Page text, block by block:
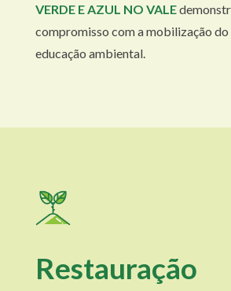
VERDE E AZUL NO VALE
compromisso com a mobilização
educação ambiental.
Restauração